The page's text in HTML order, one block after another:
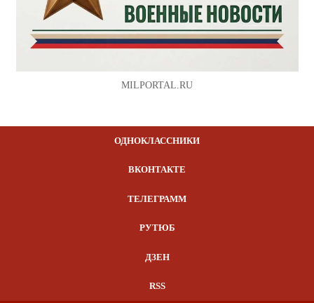
MILPORTAL.RU
ОДНОКЛАССНИКИ
ВКОНТАКТЕ
ТЕЛЕГРАММ
РУТЮБ
ДЗЕН
RSS